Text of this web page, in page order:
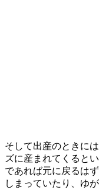
そして出産のときに
ズに産まれてくると
であれば元に戻るは
しまっていたり、ゆ